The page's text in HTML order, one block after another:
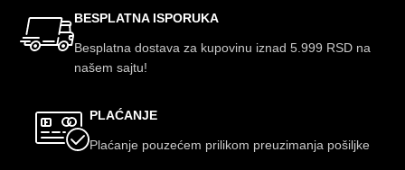
BESPLATNA ISPORUKA
Besplatna dostava za kupovinu iznad 5.999 RSD na
našem sajtu!
PLAĆANJE
Plaćanje pouzećem prilikom preuzimanja pošiljke